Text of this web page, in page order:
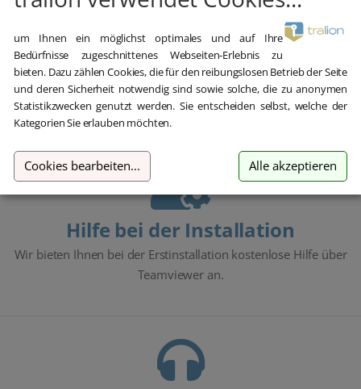
Blitzversand
E-Mail Versand und Sofortdownload innerhalb 5-30 Minuten.
Hilfe bei der Installation
Wir bieten Ihnen bei der Erstinstallation kostenlose Hilfe über
Teamviewer an.
um Ihnen ein möglichst optimales und auf Ihre
Bedürfnisse zugeschnittenes Webseiten-Erlebnis zu
bieten. Dazu zählen Cookies, die für den reibungslosen Betrieb der Seite
und deren Sicherheit notwendig sind sowie solche, die zu anonymen
Statistikzwecken genutzt werden. Sie entscheiden selbst, welche der
Kategorien Sie erlauben möchten.
Cookies bearbeiten... Alle akzeptieren